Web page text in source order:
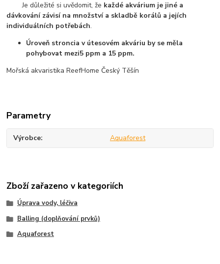
Je důležité si uvědomit, že každé akvárium je jiné a
dávkování závisí na množství a skladbě korálů a jejích
individuálních potřebách.
Úroveň stroncia v útesovém akváriu by se měla
pohybovat mezi5 ppm a 15 ppm.
Mořská akvaristika ReefHome Český Těšín
Parametry
Výrobce Aquaforest
Zboží zařazeno v kategoriích
Úprava vody, léčiva
Balling (doplňování prvků)
Aquaforest